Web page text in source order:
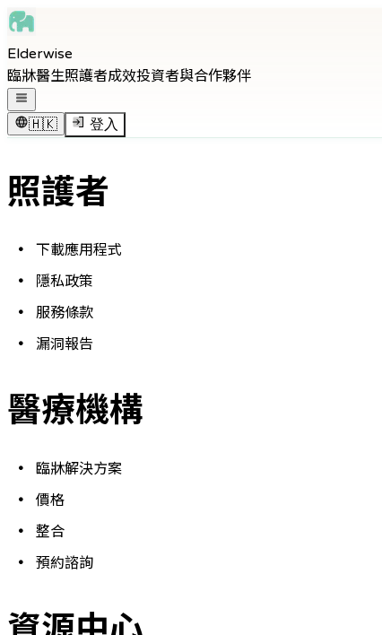
Skip to navigation
Skip to footer
Elderwise
臨牀醫生照護者成效投資者與合作夥伴
🇭🇰
登入
照護者
下載應用程式
隱私政策
服務條款
漏洞報告
醫療機構
臨牀解決方案
價格
整合
預約諮詢